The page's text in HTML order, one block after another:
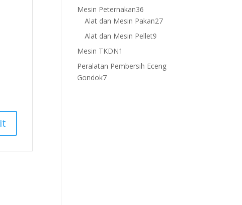
products
Mesin Peternakan36
products
Alat dan Mesin Pakan2727
Alat dan Mesin Pellet9
Mesin TKDN1
product
Peralatan Pembersih Eceng
Gondok77